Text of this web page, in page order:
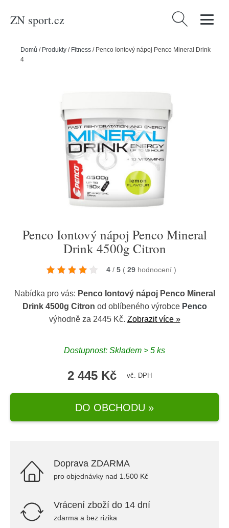
ZN sport.cz Vyhledávání
Domů / Produkty / Fitness / Penco Iontový nápoj Penco Mineral Drink
4500g Citron
Penco Iontový nápoj Penco Mineral
Drink 4500g Citron
4 / 5 ( 29 hodnocení )
Nabídka pro vás: Penco Iontový nápoj Penco Mineral
Drink 4500g Citron od oblíbeného výrobce Penco
výhodně za 2445 Kč. Zobrazit více »
Dostupnost: Skladem > 5 ks
2 445 Kč vč. DPH
DO OBCHODU »
Doprava ZDARMA
pro objednávky nad 1.500 Kč
Vrácení zboží do 14 dní
zdarma a bez rizika